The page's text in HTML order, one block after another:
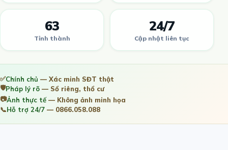
63
Tỉnh thành
24/7
Cập nhật liên tục
✅Chính chủ — Xác minh SĐT thật
🛡️Pháp lý rõ — Sổ riêng, thổ cư
📷Ảnh thực tế— Không ảnh minh họa
📞Hỗ trợ 24/7 — 0866.058.088